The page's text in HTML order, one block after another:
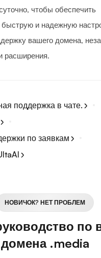
чтобы обеспечить
и надежную
вашего домена,
расширения.
поддержка в чате.
по заявкам
НОВИЧОК? НЕТ ПРОБЛЕМ
по
домена .media